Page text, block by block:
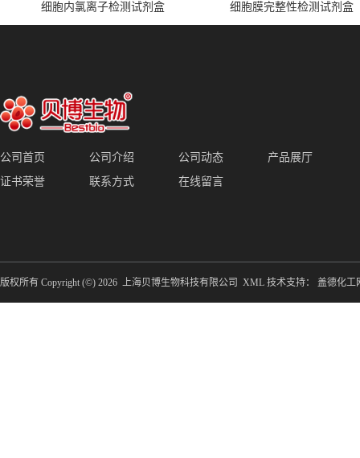
细胞内氯离子检测试剂盒 细胞膜完整性检测试剂盒
公司首页 公司介绍 公司动态
产品展厅
证书荣誉
联系方式 在线留言
版权所有 Copyright (©) 2026 上海贝博生物科技有限公司 XML 技术支持： 盖德化工